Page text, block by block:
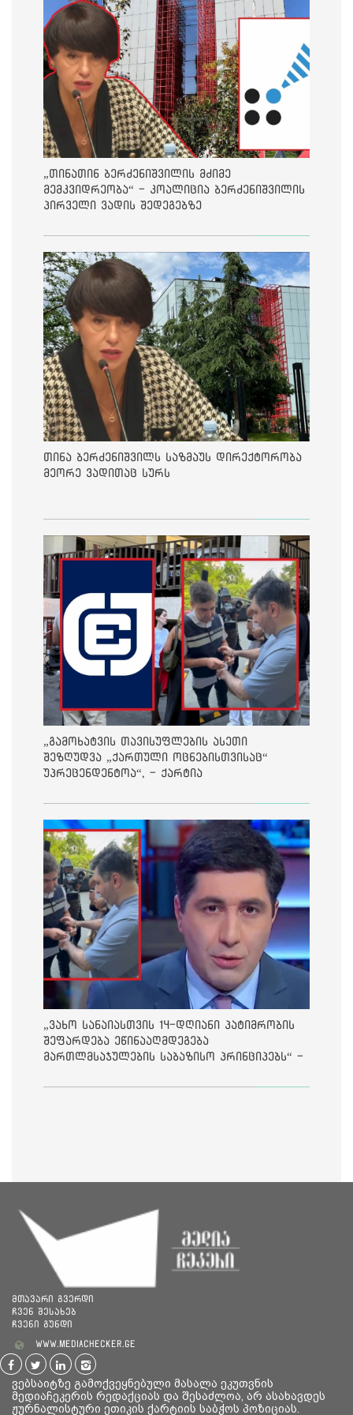
„თინათინ ბერძენიშვილის მძიმე
მემკვიდრეობა“ - კოალიცია ბერძენიშვილის
პირველი ვადის შედეგებზე
თინა ბერძენიშვილს საზმაუს დირექტორობა
მეორე ვადითაც სურს
„გამოხატვის თავისუფლების ასეთი
შეზღუდვა „ქართული ოცნებისთვისაც“
უპრეცენდენტოა“, - ქარტია
„ვახო სანაიასთვის 14-დღიანი პატიმრობის
შეფარდება ეწინააღმდეგება
მართლმსაჯულების საბაზისო პრინციპებს“ -
მთავარი გვერდი
ჩვენ შესახებ
ჩვენი გუნდი
www.mediachecker.ge
ვებსაიტზე გამოქვეყნებული მასალა ეკუთვნის
მედიაჩეკერის რედაქციას და შესაძლოა, არ ასახავდეს
ჟურნალისტური ეთიკის ქარტიის საბჭოს პოზიციას.